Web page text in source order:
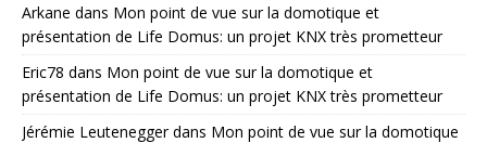
Arkane dans Mon point de vue sur la domotique et
présentation de Life Domus: un projet KNX très prometteur
Eric78 dans Mon point de vue sur la domotique et
présentation de Life Domus: un projet KNX très prometteur
Jérémie Leuteneggerdans Mon point de vue sur la domotique